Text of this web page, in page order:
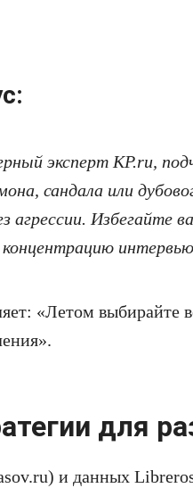
эксперт KP.ru,
сандала или
агрессии. Избегайте
«Летом выбирайте
для
и данных